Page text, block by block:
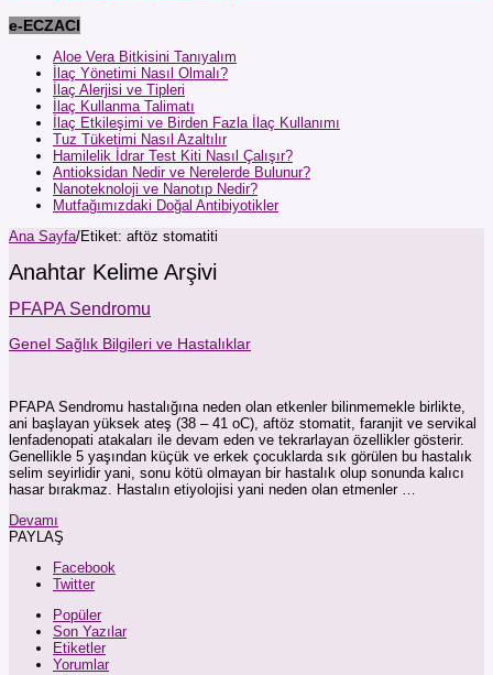
e-ECZACI
Aloe Vera Bitkisini Tanıyalım
İlaç Yönetimi Nasıl Olmalı?
İlaç Alerjisi ve Tipleri
İlaç Kullanma Talimatı
İlaç Etkileşimi ve Birden Fazla İlaç Kullanımı
Tuz Tüketimi Nasıl Azaltılır
Hamilelik İdrar Test Kiti Nasıl Çalışır?
Antioksidan Nedir ve Nerelerde Bulunur?
Nanoteknoloji ve Nanotıp Nedir?
Mutfağımızdaki Doğal Antibiyotikler
Ana Sayfa/Etiket: aftöz stomatiti
Anahtar Kelime Arşivi
PFAPA Sendromu
Genel Sağlık Bilgileri ve Hastalıklar
PFAPA Sendromu hastalığına neden olan etkenler bilinmemekle birlikte,
ani başlayan yüksek ateş (38 – 41 oC), aftöz stomatit, faranjit ve servikal
lenfadenopati atakaları ile devam eden ve tekrarlayan özellikler gösterir.
Genellikle 5 yaşından küçük ve erkek çocuklarda sık görülen bu hastalık
selim seyirlidir yani, sonu kötü olmayan bir hastalık olup sonunda kalıcı
hasar bırakmaz. Hastalın etiyolojisi yani neden olan etmenler …
Devamı
PAYLAŞ
Facebook
Twitter
Popüler
Son Yazılar
Etiketler
Yorumlar